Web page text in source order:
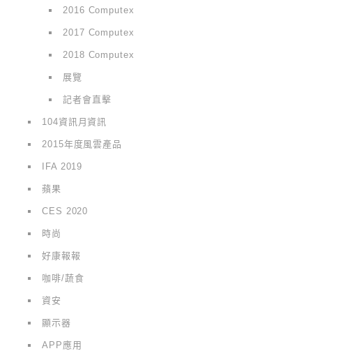
2016 Computex
2017 Computex
2018 Computex
展覽
記者會直擊
104資訊月資訊
2015年度風雲產品
IFA 2019
蘋果
CES 2020
時尚
好康報報
咖啡/蔬食
資安
顯示器
APP應用